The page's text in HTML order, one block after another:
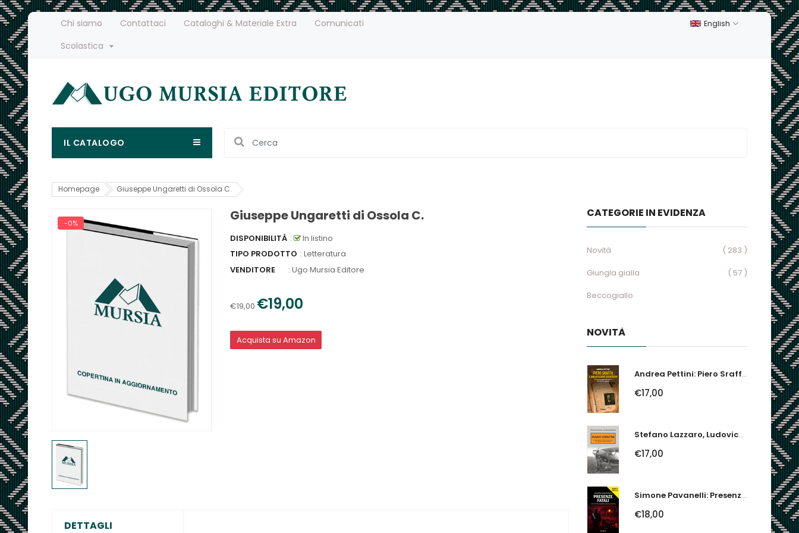
Chi siamo Contattaci Cataloghi & Materiale Extra
Comunicati
Scolastica
English
IL CATALOGO
Homepage Giuseppe Ungaretti di Ossola C.
-0% Giuseppe Ungaretti di Ossola C.
DISPONIBILITÀ :
In listino
TIPO PRODOTTO : Letteratura
VENDITORE
: Ugo Mursia Editore
€19,00 €19,00
Acquista su Amazon
DETTAGLI
CATEGORIE IN EVIDENZA
Novità
( 283 )
Giungla gialla
( 57 )
Beccogiallo
NOVITÀ
Andrea Pettini: Piero Sraffa, Il Bibliotecario Sovversivo. Un Economista Nel...
€17,00
Stefano Lazzaro, Ludovico Slongo: Mario Visintini. Il Primo Asso Della...
€17,00
Simone Pavanelli: Presenze Fatali. I Fantasmi Del Ferrarese Urlano Giustizia
€18,00